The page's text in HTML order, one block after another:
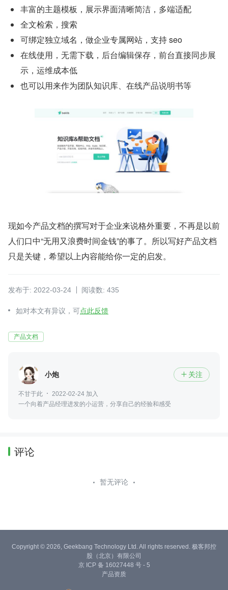
丰富的主题模板，展示界面清晰简洁，多端适配
全文检索，搜索
可绑定独立域名，做企业专属网站，支持 seo
在线使用，无需下载，后台编辑保存，前台直接同步展
示，运维成本低
也可以用来作为团队知识库、在线产品说明书等
现如今产品文档的撰写对于企业来说格外重要，不再是以前
人们口中“无用又浪费时间金钱”的事了。所以写好产品文档
只是关键，希望以上内容能给你一定的启发。
发布于: 2022-03-24 阅读数: 435
如对本文有异议，可点此反馈
产品文档
小炮  关注
不甘于此
2022-02-24 加入
一个向着产品经理进发的小运营，分享自己的经验和感受
评论
暂无评论
Copyright © 2026, Geekbang Technology Ltd. All rights reserved. 极客邦控
股（北京）有限公司
京 ICP 备 16027448 号 - 5
产品资质